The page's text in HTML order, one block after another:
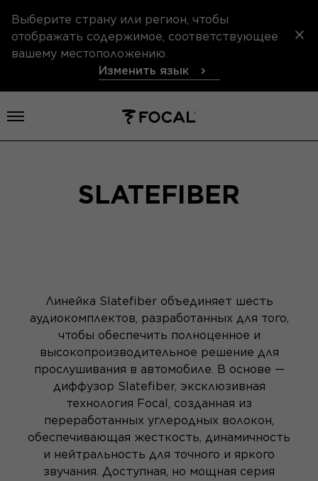
Выберите страну или регион, чтобы
отображать содержимое, соответствующее
вашему местоположению.
Изменить язык
Открыть меню
SLATEFIBER
Линейка Slatefiber объединяет шесть
аудиокомплектов, разработанных для того,
чтобы обеспечить полноценное и
высокопроизводительное решение для
прослушивания в автомобиле. В основе —
диффузор Slatefiber, эксклюзивная
технология Focal, созданная из
переработанных углеродных волокон,
обеспечивающая жесткость, динамичность
и нейтральность для точного и яркого
звучания. Доступная, но мощная серия